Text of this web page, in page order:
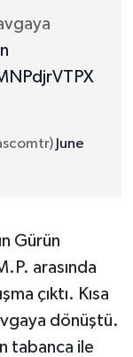
June
Gürün
arasında
çıktı. Kısa
dönüştü.
tabanca ile